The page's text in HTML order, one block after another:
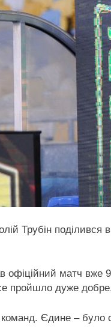
Трубін
офіційний матч
пройшло дуже
Єдине – було